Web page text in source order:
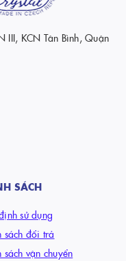
KCN Tân Bình, Quận
SÁCH
sử dụng
sách đổi trả
sách vận chuyển